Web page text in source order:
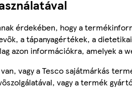
érdekében, hogy a
a tápanyagértékek, a
azon információkra, amelyek a
vagy a Tesco sajátmárkás
vagy a termék